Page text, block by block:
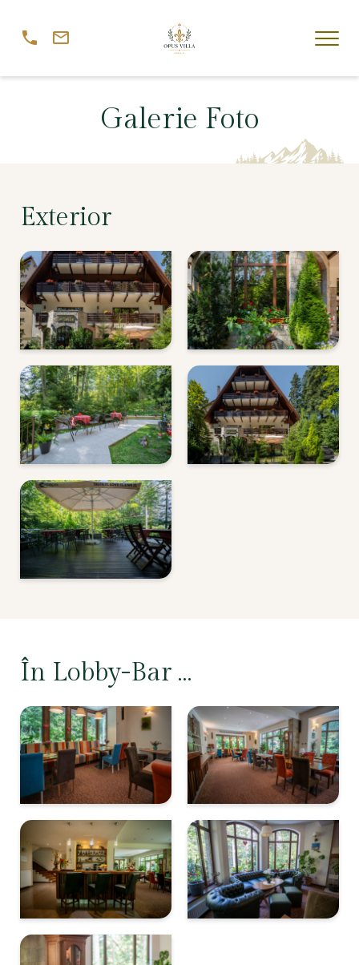
Galerie Foto
Exterior
În Lobby-Bar …